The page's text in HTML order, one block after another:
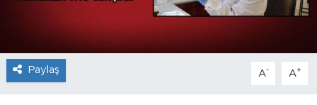
Paylaş A- A+